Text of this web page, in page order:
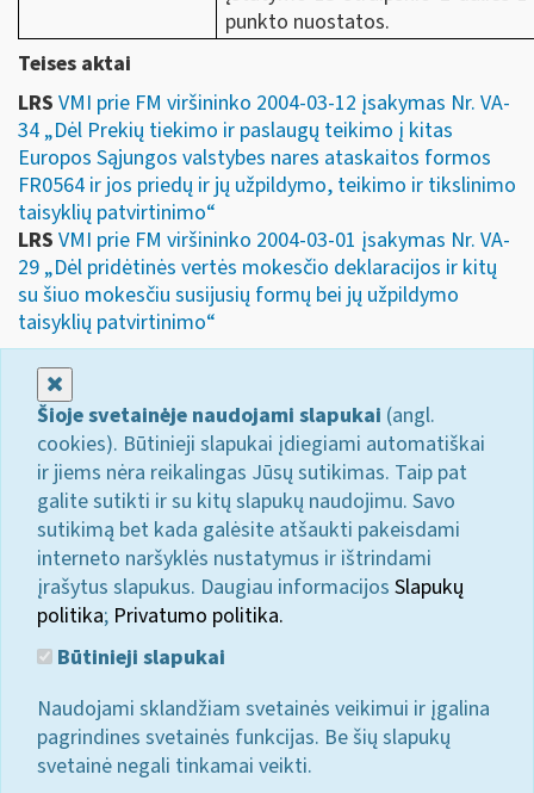
punkto nuostatos.
Teises aktai
LRS VMI prie FM viršininko 2004-03-12 įsakymas Nr. VA-
34 „Dėl Prekių tiekimo ir paslaugų teikimo į kitas
Europos Sąjungos valstybes nares ataskaitos formos
FR0564 ir jos priedų ir jų užpildymo, teikimo ir tikslinimo
taisyklių patvirtinimo“
LRS VMI prie FM viršininko 2004-03-01 įsakymas Nr. VA-
29 „Dėl pridėtinės vertės mokesčio deklaracijos ir kitų
su šiuo mokesčiu susijusių formų bei jų užpildymo
taisyklių patvirtinimo“
Šioje svetainėje naudojami slapukai (angl.
cookies). Būtinieji slapukai įdiegiami automatiškai
ir jiems nėra reikalingas Jūsų sutikimas. Taip pat
galite sutikti ir su kitų slapukų naudojimu. Savo
sutikimą bet kada galėsite atšaukti pakeisdami
interneto naršyklės nustatymus ir ištrindami
įrašytus slapukus. Daugiau informacijos Slapukų
politika; Privatumo politika.
Būtinieji slapukai
Naudojami sklandžiam svetainės veikimui ir įgalina
pagrindines svetainės funkcijas. Be šių slapukų
svetainė negali tinkamai veikti.